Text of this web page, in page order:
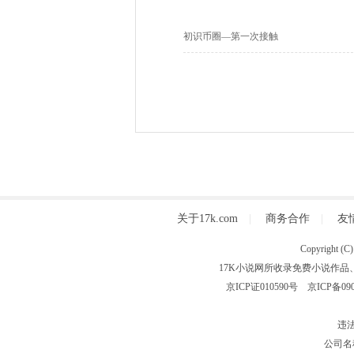
初识币圈—第一次接触
关于17k.com 商务合作 友
Copyright
17K小说网所收录免费小说作
京ICP证010590号 京ICP备
违
公司